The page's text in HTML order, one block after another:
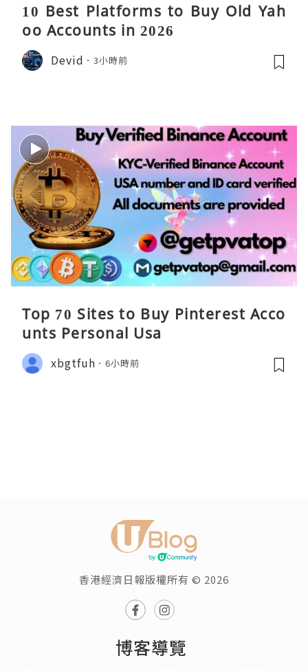
10 Best Platforms to Buy Old Yah
oo Accounts in 2026
Devid 3小時前
Top 70 Sites to Buy Pinterest Acco
unts Personal Usa
xbgtfuh 6小時前
香港經濟日報版權所有 © 2026
博客導覽